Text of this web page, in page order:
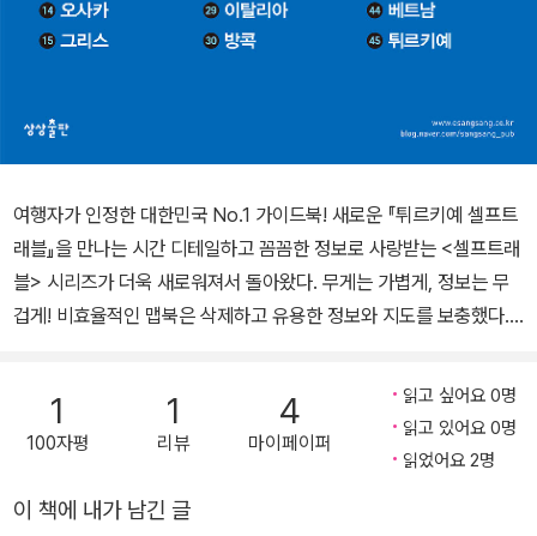
여행자가 인정한 대한민국 No.1 가이드북! 새로운 『튀르키예 셀프트
래블』을 만나는 시간 디테일하고 꼼꼼한 정보로 사랑받는 <셀프트래
블> 시리즈가 더욱 새로워져서 돌아왔다. 무게는 가볍게, 정보는 무
겁게! 비효율적인 맵북은 삭제하고 유용한 정보와 지도를 보충했다.
여행 정보를 제공하기 위해 어디서도 볼 수 없던 튀르키예의 관광 명
소, 숙소, 맛집, 이야깃거리로 가득 채웠다. 『튀르키예 셀프트래블』 2
025-2026 최신판은 완전히 새로워진 표지와 튀르키예 전문 여행작
특히 이번 『튀르키예 셀프트래블』은 위치나 사이트로 바로 이동할 수
1
100자평
1
리뷰
4
마이페이퍼
읽고 싶어요 0명
읽고 있어요 0명
읽었어요 2명
이 책에 내가 남긴 글